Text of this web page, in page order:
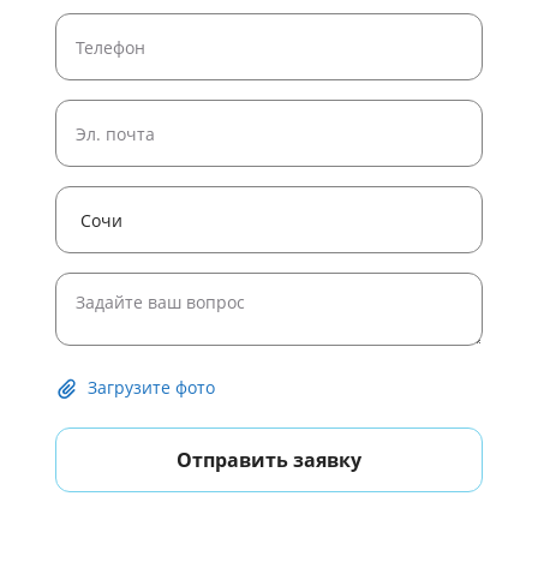
Широкоформатная печать рулонами
Печать плакатов формата A4
Печать плакатов и постеров
Печать черно белых постеров
Печать плакатов формата A1
Печать плакатов формата A0
Печать постера 50 на 50 на заказ
Печать постеров на холсте
Загрузите фото
Отправить заявку